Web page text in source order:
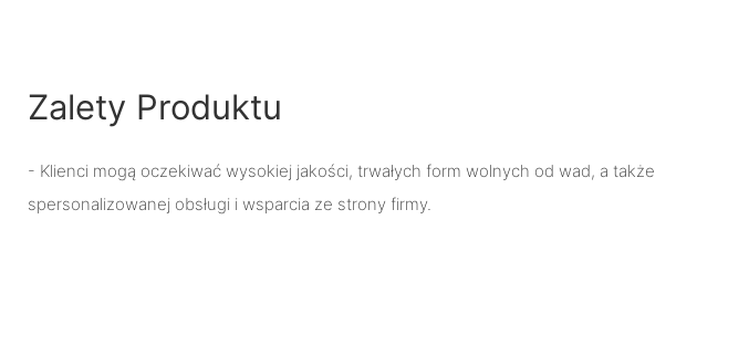
Zalety Produktu
- Klienci mogą oczekiwać wysokiej jakości, trwałych form wolnych od wad, a także
spersonalizowanej obsługi i wsparcia ze strony firmy.